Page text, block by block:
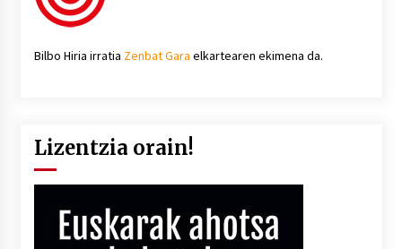
Bilbo Hiria irratia Zenbat Gara elkartearen ekimena da.
Lizentzia orain!